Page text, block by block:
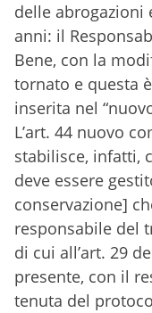
delle
anni: il
Bene, con la
tornato e questa
inserita nel
L’art. 44 nuovo
stabilisce, infatti,
deve essere
conservazione]
responsabile del
di cui all’art. 29
presente, con il
tenuta del